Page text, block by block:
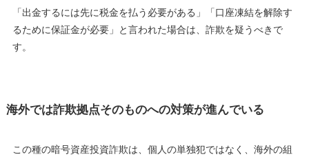
「出金するには先に税金を払う必要がある」「口座凍結を解除す
るために保証金が必要」と言われた場合は、詐欺を疑うべきで
す。
海外では詐欺拠点そのものへの対策が進んでいる
この種の暗号資産投資詐欺は、個人の単独犯ではなく、海外の組